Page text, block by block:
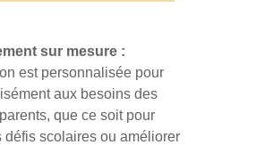
sur mesure :
est personnalisée pour
aux besoins des
que ce soit pour
défis scolaires ou améliorer